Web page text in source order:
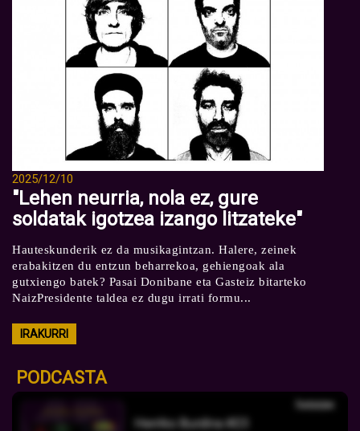
2025/12/10
"Lehen neurria, nola ez, gure
soldatak igotzea izango litzateke"
Hauteskunderik ez da musikagintzan. Halere, zeinek
erabakitzen du entzun beharrekoa, gehiengoak ala
gutxiengo batek? Pasai Donibane eta Gasteiz bitarteko
NaizPresidente taldea ez dugu irrati formu...
IRAKURRI
PODCASTA